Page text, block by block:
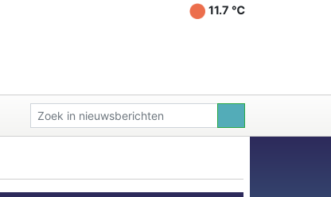
11.7 ℃